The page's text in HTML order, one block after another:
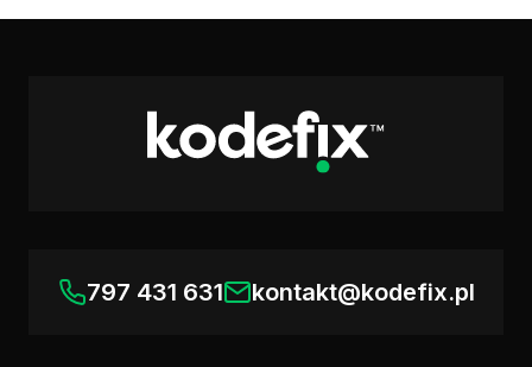
797 431 631 kontakt@kodefix.pl